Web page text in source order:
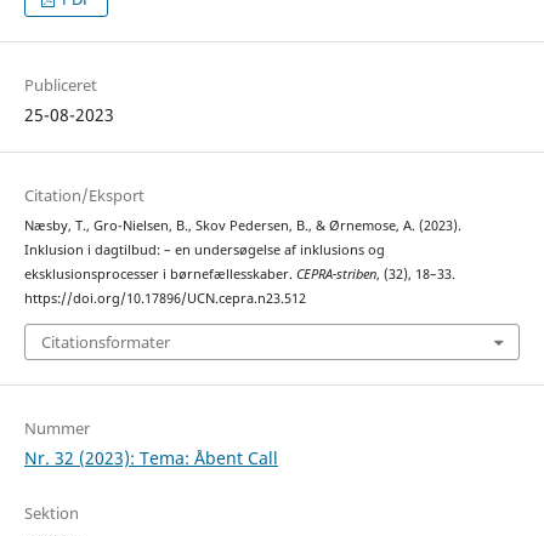
Publiceret
25-08-2023
Citation/Eksport
Næsby, T., Gro-Nielsen, B., Skov Pedersen, B., & Ørnemose, A. (2023).
Inklusion i dagtilbud: – en undersøgelse af inklusions og
eksklusionsprocesser i børnefællesskaber. CEPRA-striben, (32), 18–33.
https://doi.org/10.17896/UCN.cepra.n23.512
Citationsformater
Nummer
Nr. 32 (2023): Tema: Åbent Call
Sektion